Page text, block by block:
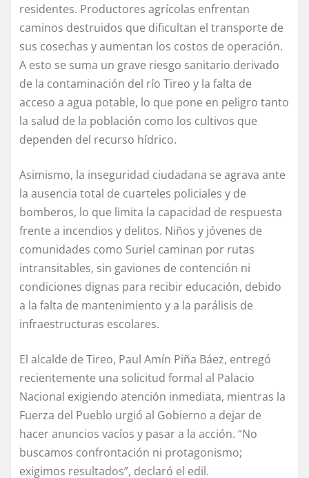
residentes. Productores agrícolas enfrentan
caminos destruidos que dificultan el transporte de
sus cosechas y aumentan los costos de operación.
A esto se suma un grave riesgo sanitario derivado
de la contaminación del río Tireo y la falta de
acceso a agua potable, lo que pone en peligro tanto
la salud de la población como los cultivos que
dependen del recurso hídrico.
Asimismo, la inseguridad ciudadana se agrava ante
la ausencia total de cuarteles policiales y de
bomberos, lo que limita la capacidad de respuesta
frente a incendios y delitos. Niños y jóvenes de
comunidades como Suriel caminan por rutas
intransitables, sin gaviones de contención ni
condiciones dignas para recibir educación, debido
a la falta de mantenimiento y a la parálisis de
infraestructuras escolares.
El alcalde de Tireo, Paul Amín Piña Báez, entregó
recientemente una solicitud formal al Palacio
Nacional exigiendo atención inmediata, mientras la
Fuerza del Pueblo urgió al Gobierno a dejar de
hacer anuncios vacíos y pasar a la acción. “No
buscamos confrontación ni protagonismo;
exigimos resultados”, declaró el edil.